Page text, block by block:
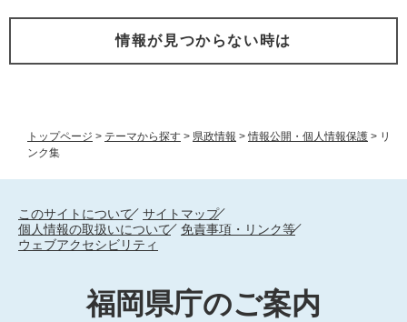
トップページ > テーマから探す > 県政情報 >情報公開・個人情報保護 > リ
ンク集
情報が見つからない時は
このサイトについて
サイトマップ
個人情報の取扱いについて
免責事項・リンク等
ウェブアクセシビリティ
福岡県庁のご案内